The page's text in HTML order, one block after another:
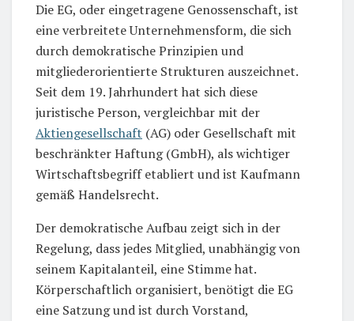
Die EG, oder eingetragene Genossenschaft, ist
eine verbreitete Unternehmensform, die sich
durch demokratische Prinzipien und
mitgliederorientierte Strukturen auszeichnet.
Seit dem 19. Jahrhundert hat sich diese
juristische Person, vergleichbar mit der
Aktiengesellschaft (AG) oder Gesellschaft mit
beschränkter Haftung (GmbH), als wichtiger
Wirtschaftsbegriff etabliert und ist Kaufmann
gemäß Handelsrecht.
Der demokratische Aufbau zeigt sich in der
Regelung, dass jedes Mitglied, unabhängig von
seinem Kapitalanteil, eine Stimme hat.
Körperschaftlich organisiert, benötigt die EG
eine Satzung und ist durch Vorstand,